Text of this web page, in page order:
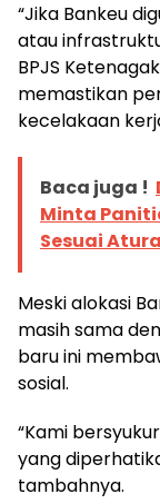
“Jika Bankeu
atau
BPJS
memastikan
kecelakaan
Baca juga !
Minta
Sesuai
Meski alokasi
masih sama
baru ini
sosial.
“Kami
yang
tambahnya.